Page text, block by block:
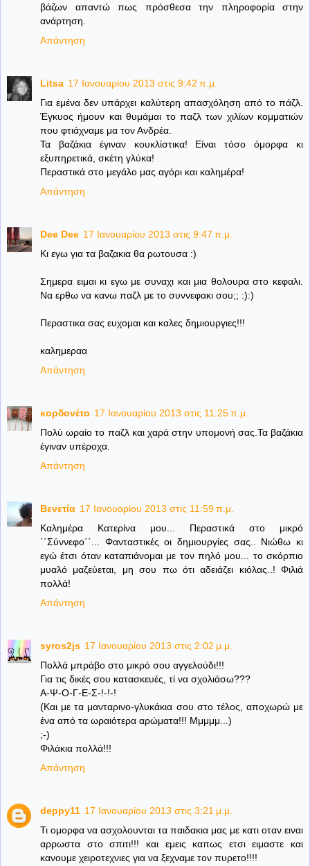
βάζων απαντώ πως πρόσθεσα την πληροφορία στην
ανάρτηση.
Απάντηση
Litsa 17 Ιανουαρίου 2013 στις 9:42 π.μ.
Για εμένα δεν υπάρχει καλύτερη απασχόληση από το πάζλ.
Έγκυος ήμουν και θυμάμαι το παζλ των χιλίων κομματιών
που φτιάχναμε μα τον Ανδρέα.
Τα βαζάκια έγιναν κουκλίστικα! Είναι τόσο όμορφα κι
εξυπηρετικά, σκέτη γλύκα!
Περαστικά στο μεγάλο μας αγόρι και καλημέρα!
Απάντηση
Dee Dee 17 Ιανουαρίου 2013 στις 9:47 π.μ.
Κι εγω για τα βαζακια θα ρωτουσα :)
Σημερα ειμαι κι εγω με συναχι και μια θολουρα στο κεφαλι.
Να ερθω να κανω παζλ με το συννεφακι σου;; :):)
Περαστικα σας ευχομαι και καλες δημιουργιες!!!
καλημεραα
Απάντηση
κορδονέτο 17 Ιανουαρίου 2013 στις 11:25 π.μ.
Πολύ ωραίο το παζλ και χαρά στην υπομονή σας.Τα βαζάκια
έγιναν υπέροχα.
Απάντηση
Βενετία 17 Ιανουαρίου 2013 στις 11:59 π.μ.
Καλημέρα Κατερίνα μου... Περαστικά στο μικρό
΄΄Σύννεφο΄΄... Φανταστικές οι δημιουργίες σας.. Νιώθω κι
εγώ έτσι όταν καταπιάνομαι με τον πηλό μου... το σκόρπιο
μυαλό μαζεύεται, μη σου πω ότι αδειάζει κιόλας..! Φιλιά
πολλά!
Απάντηση
syros2js 17 Ιανουαρίου 2013 στις 2:02 μ.μ.
Πολλά μπράβο στο μικρό σου αγγελούδι!!!
Για τις δικές σου κατασκευές, τί να σχολιάσω???
Α-Ψ-Ο-Γ-Ε-Σ-!-!-!
(Και με τα μανταρινο-γλυκάκια σου στο τέλος, αποχωρώ με
ένα από τα ωραιότερα αρώματα!!! Μμμμμ...)
;-)
Φιλάκια πολλά!!!
Απάντηση
deppy11 17 Ιανουαρίου 2013 στις 3:21 μ.μ.
Τι ομορφα να ασχολουνται τα παιδακια μας με κατι οταν ειναι
αρρωστα στο σπιτι!!! και εμεις καπως ετσι ειμαστε και
κανουμε χειροτεχνιες για να ξεχναμε τον πυρετο!!!!